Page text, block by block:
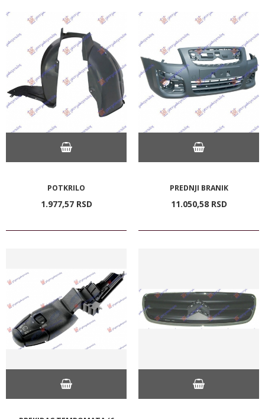
POTKRILO
1.977,57 RSD
PREDNJI BRANIK
11.050,58 RSD